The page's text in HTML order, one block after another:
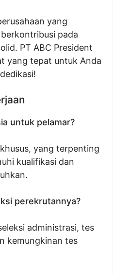
yang
pada
PT ABC President
yang tepat untuk Anda
untuk pelamar?
yang terpenting
kualifikasi dan
perekrutannya?
administrasi, tes
kemungkinan tes